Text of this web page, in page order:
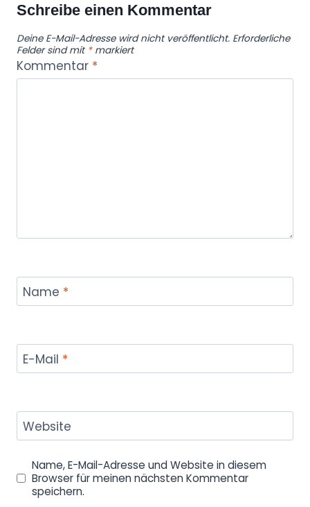
Schreibe einen Kommentar
Deine E-Mail-Adresse wird nicht veröffentlicht. Erforderliche
Felder sind mit *markiert
Kommentar *
Name *
E-Mail *
Website
Name, E-Mail-Adresse und Website in diesem
Browser für meinen nächsten Kommentar
speichern.